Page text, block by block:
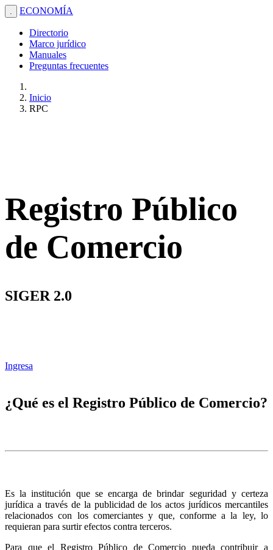
. ECONOMÍA
Directorio
Marco jurídico
Manuales
Preguntas frecuentes
Inicio
RPC
Registro Público
de Comercio
SIGER 2.0
Ingresa
¿Qué es el Registro Público de Comercio?
Es la institución que se encarga de brindar seguridad y certeza
jurídica a través de la publicidad de los actos jurídicos mercantiles
relacionados con los comerciantes y que, conforme a la ley, lo
requieran para surtir efectos contra terceros.
Para que el Registro Público de Comercio pueda contribuir a